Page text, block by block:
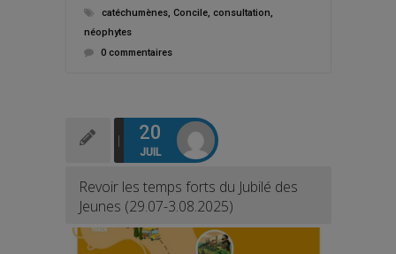
catéchumènes, Concile, consultation
néophytes
0 commentaires
20
JUIL
Revoir les temps forts du Jubilé des
Jeunes (29.07-3.08.2025)